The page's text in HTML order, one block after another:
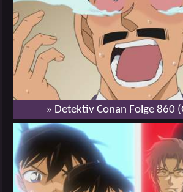
» Detektiv Conan Folge 860